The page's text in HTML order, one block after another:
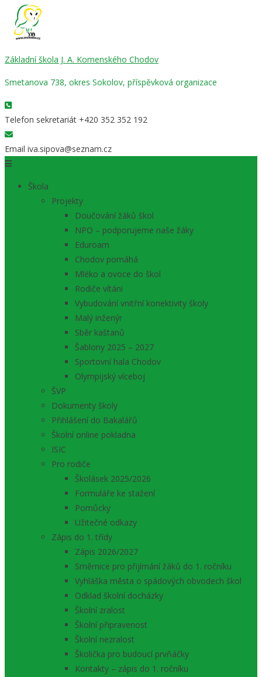
Základní škola J. A. Komenského Chodov
Smetanova 738, okres Sokolov, příspěvková organizace
Telefon sekretariát +420 352 352 192
Email iva.sipova@seznam.cz
Škola
Projekty
Doučování žáků škol
NPO – podporujeme naše žáky
Eduroam
Chodov pomáhá
Mléko a ovoce do škol
Rodiče vítáni
Vybudování vnitřní konektivity školy
Malý inženýr
Sběr kaštanů
Šablony 2025 – 2027
Sportovní hala Chodov
Olympijský víceboj
ŠVP
Dokumenty školy
Přihlášení do Bakalářů
Školní online pokladna
ISIC
Pro rodiče
Školásek 2025/2026
Formuláře ke stažení
Pomůcky
Užitečné odkazy
Zápis do 1. třídy
Zápis 2026/2027
Směrnice pro přijímání žáků do 1. ročníku
Vyhláška města o spádových obvodech škol
Odklad školní docházky
Školní zralost
Školní připravenost
Školní nezralost
Školička pro budoucí prvňáčky
Kontakty – zápis do 1. ročníku